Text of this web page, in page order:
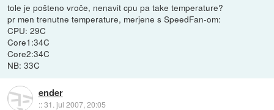
tole je pošteno vroče, nenavit cpu pa take temperature?
pr men trenutne temperature, merjene s SpeedFan-om:
CPU: 29C
Core1:34C
Core2:34C
NB: 33C
ender
::31. jul 2007, 20:05